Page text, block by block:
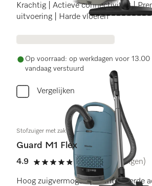
Krachtig | Actieve connectiviteit |
uitvoering | Harde vloeren
Op voorraad: op werkdagen voor 13.00
vandaag verstuurd
Vergelijken
Stofzuiger met zak
Guard M1 Flex
4.9
4.9 sterren op 5
(23 beoordelingen)
Hoog zuigvermogen | Geïntegreerde